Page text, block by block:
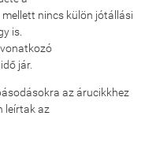
nincs külön jótállási
is.
jár.
az árucikkhez
leírtak az